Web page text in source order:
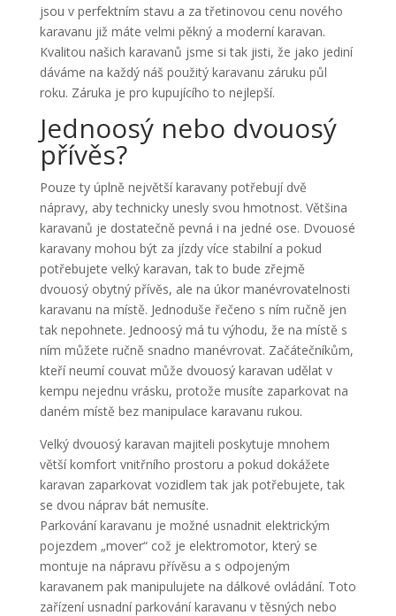
jsou v perfektním stavu a za třetinovou cenu nového
karavanu již máte velmi pěkný a moderní karavan.
Kvalitou našich karavanů jsme si tak jisti, že jako jediní
dáváme na každý náš použitý karavanu záruku půl
roku. Záruka je pro kupujícího to nejlepší.
Jednoosý nebo dvouosý
přívěs?
Pouze ty úplně největší karavany potřebují dvě
nápravy, aby technicky unesly svou hmotnost. Většina
karavanů je dostatečně pevná i na jedné ose. Dvouosé
karavany mohou být za jízdy více stabilní a pokud
potřebujete velký karavan, tak to bude zřejmě
dvouosý obytný přívěs, ale na úkor manévrovatelnosti
karavanu na místě. Jednoduše řečeno s ním ručně jen
tak nepohnete. Jednoosý má tu výhodu, že na místě s
ním můžete ručně snadno manévrovat. Začátečníkům,
kteří neumí couvat může dvouosý karavan udělat v
kempu nejednu vrásku, protože musíte zaparkovat na
daném místě bez manipulace karavanu rukou.
Velký dvouosý karavan majiteli poskytuje mnohem
větší komfort vnitřního prostoru a pokud dokážete
karavan zaparkovat vozidlem tak jak potřebujete, tak
se dvou náprav bát nemusíte.
Parkování karavanu je možné usnadnit elektrickým
pojezdem „mover“ což je elektromotor, který se
montuje na nápravu přívěsu a s odpojeným
karavanem pak manipulujete na dálkové ovládání. Toto
zařízení usnadní parkování karavanu v těsných nebo